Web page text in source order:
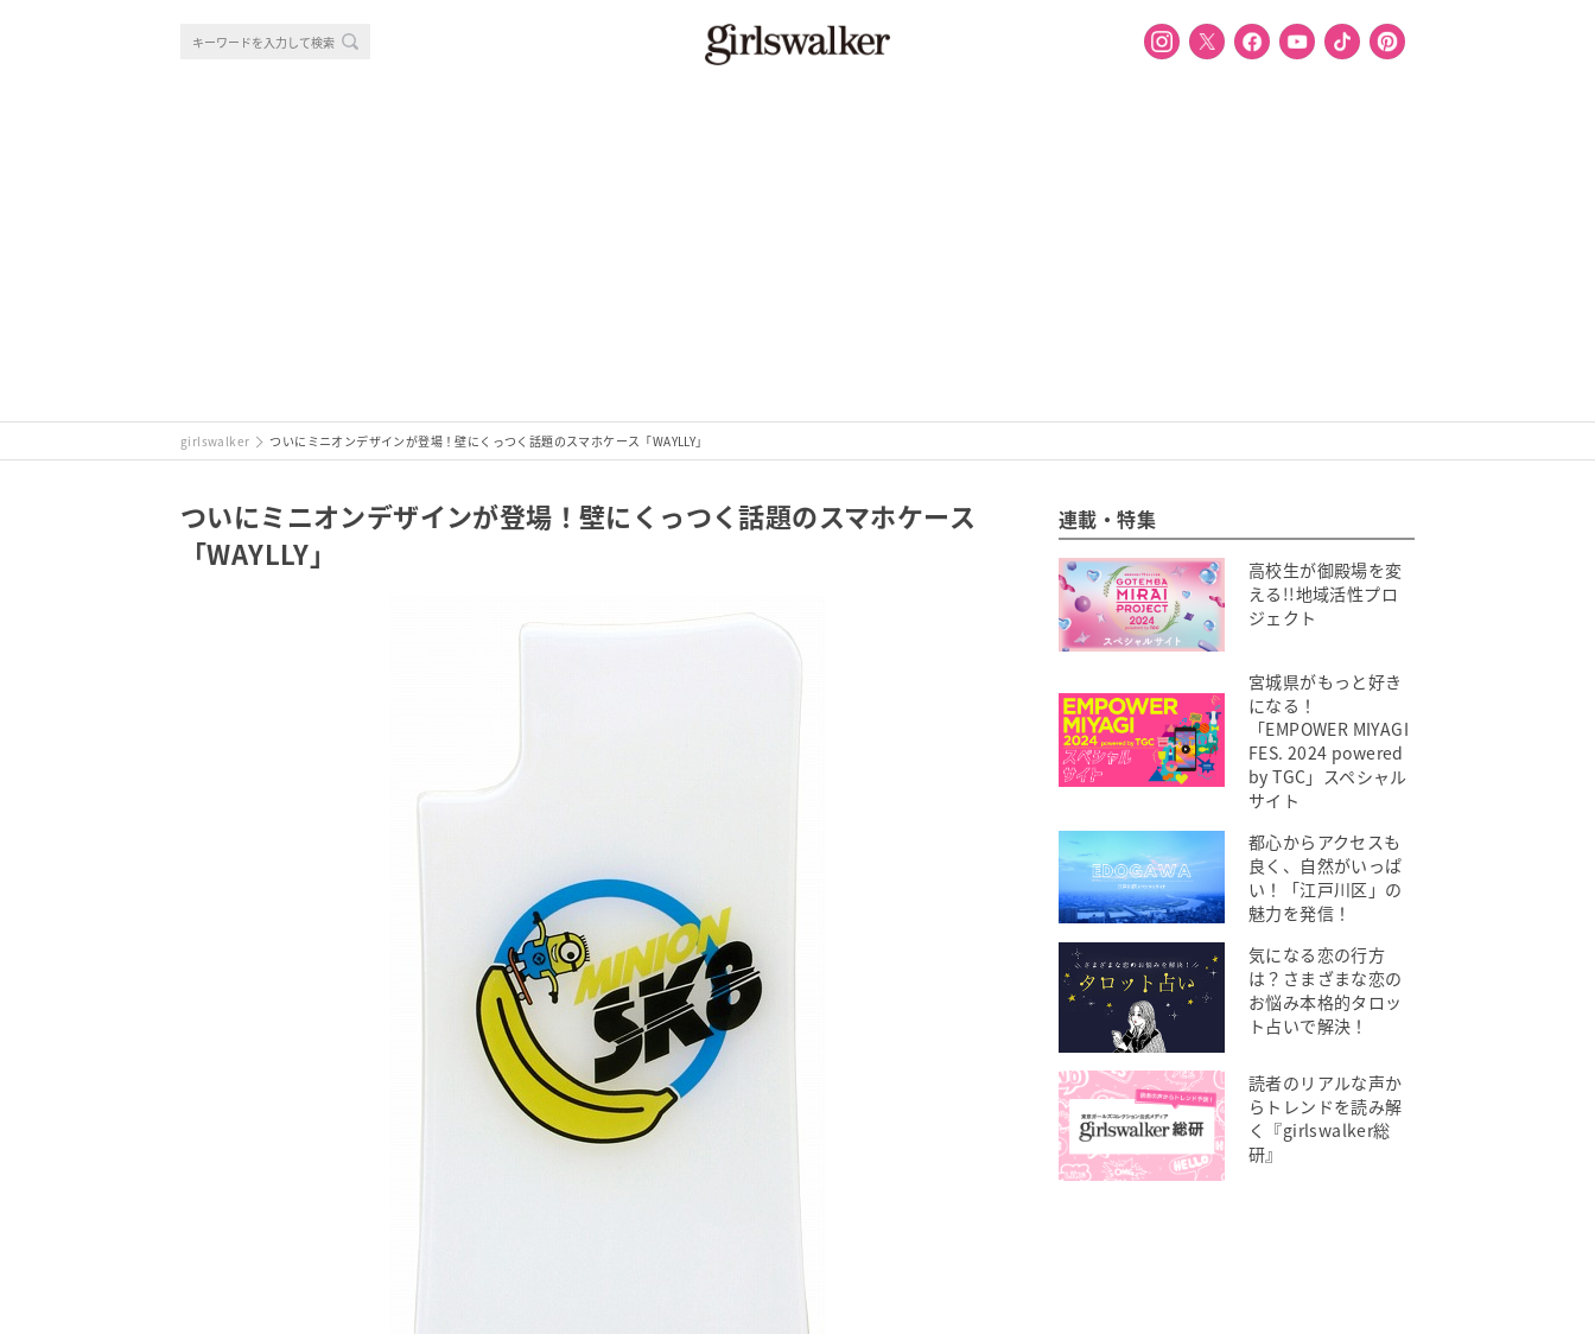
girlswalker ついにミニオンデザインが登場！壁にくっつく話題のスマホケース「WAYLLY」
ついにミニオンデザインが登場！壁にくっつく話題のスマホケース
「WAYLLY」
連載・特集
高校生が御殿場を変
える!!地域活性プロ
ジェクト
宮城県がもっと好き
になる！
「EMPOWER MIYAGI
FES. 2024 powered
by TGC」スペシャル
サイト
都心からアクセスも
良く、自然がいっぱ
い！「江戸川区」の
魅力を発信！
気になる恋の行方
は？さまざまな恋の
お悩み本格的タロッ
ト占いで解決！
読者のリアルな声か
らトレンドを読み解
く『girlswalker総
研』